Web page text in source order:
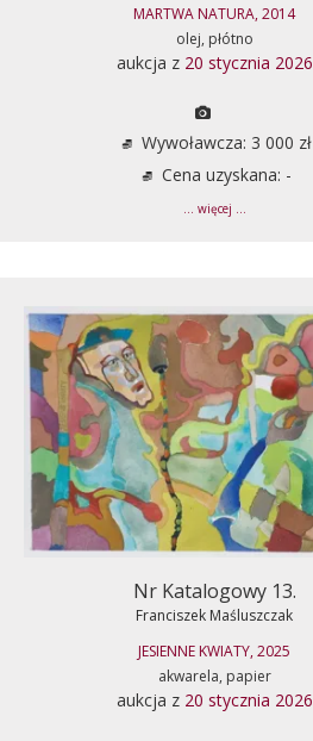
MARTWA NATURA, 2014
olej, płótno
aukcja z 20 stycznia 2026
Wywoławcza: 3 000 zł
Cena uzyskana: -
... więcej ...
Nr Katalogowy 13.
Franciszek Maśluszczak
JESIENNE KWIATY, 2025
akwarela, papier
aukcja z 20 stycznia 2026